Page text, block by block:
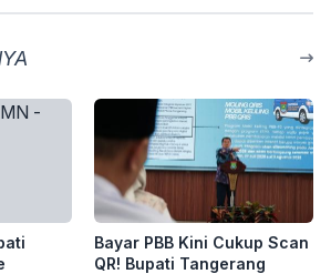
Bayar PBB Kini Cukup Scan
QR! Bupati Tangerang